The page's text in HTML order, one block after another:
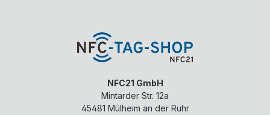
NFC21 GmbH
Mintarder Str. 12a
45481 Mülheim an der Ruhr